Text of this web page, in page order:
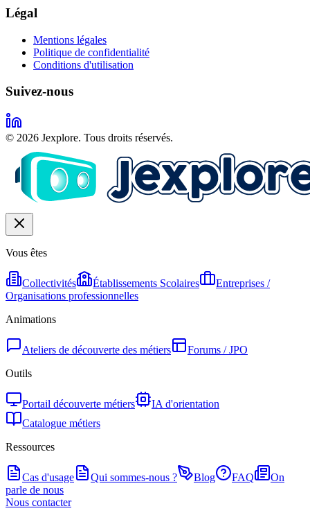
Légal
Mentions légales
Politique de confidentialité
Conditions d'utilisation
Suivez-nous
© 2026 Jexplore. Tous droits réservés.
Vous êtes
Collectivités Établissements Scolaires
Entreprises /
Organisations professionnelles
Animations
Ateliers de découverte des métiers
Forums / JPO
Outils
Portail découverte métiers
IA d'orientation
Catalogue métiers
Ressources
Cas d'usage Qui sommes-nous ? Blog FAQ
On
parle de nous
Nous contacter